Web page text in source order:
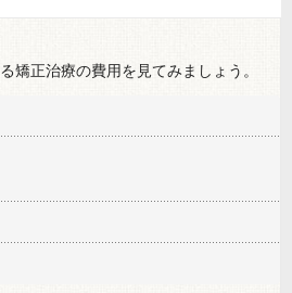
矯正治療の費用を見てみましょう。